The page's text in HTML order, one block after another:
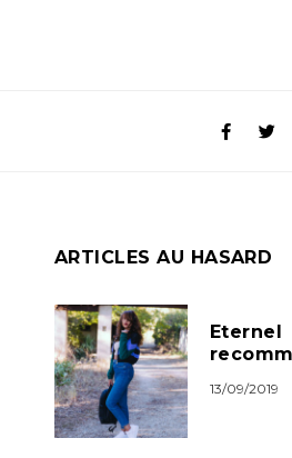
ARTICLES AU HASARD
Eternel
13/09/2019